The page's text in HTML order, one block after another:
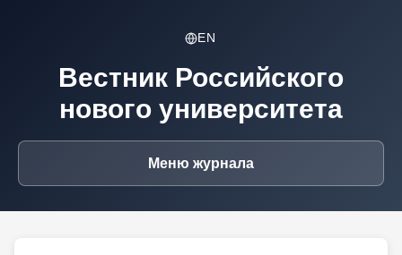
EN
Вестник Российского
нового университета
Меню журнала